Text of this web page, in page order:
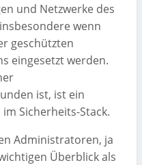
und Netzwerke des
wenn
geschützten
eingesetzt werden.
ist, ist ein
Sicherheits-Stack.
Administratoren, ja
Überblick als